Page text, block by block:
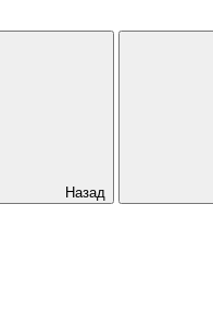
Назад